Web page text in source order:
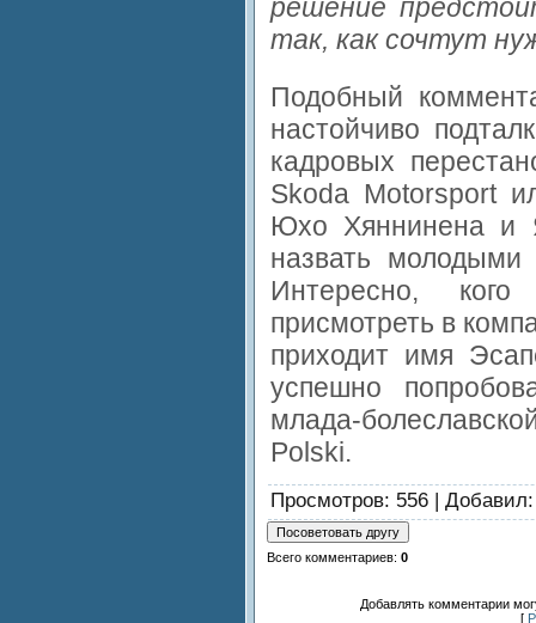
решение
так, как сочтут
Подобный
настойчиво
кадровых
Skoda Motorsport
Юхо Хяннинена и
назвать молодыми
Интересно,
присмотреть в
приходит имя
успешно
млада-
Polski.
Просмотров: 556 | Добавил
Всего комментариев: 0
Добавлять комментарии
[